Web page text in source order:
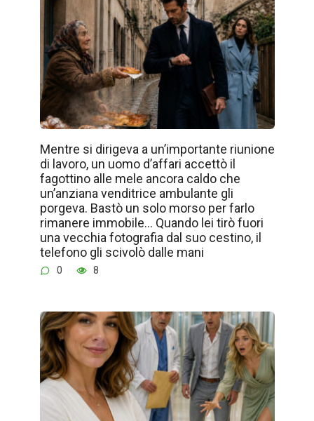
Mentre si dirigeva a un’importante riunione
di lavoro, un uomo d’affari accettò il
fagottino alle mele ancora caldo che
un’anziana venditrice ambulante gli
porgeva. Bastò un solo morso per farlo
rimanere immobile… Quando lei tirò fuori
una vecchia fotografia dal suo cestino, il
telefono gli scivolò dalle mani
0 8